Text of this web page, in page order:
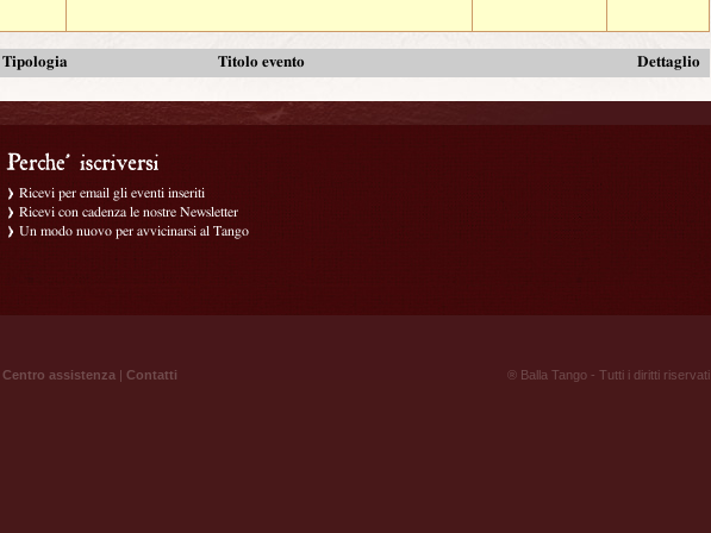
Tipologia Titolo evento Dettaglio
Ricevi per email gli eventi inseriti
Ricevi con cadenza le nostre Newsletter
Un modo nuovo per avvicinarsi al Tango
Centro assistenza | Contatti ® Balla Tango - Tutti i diritti riservati